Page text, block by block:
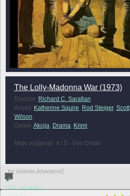
The Lolly-Madonna War (1973)
Director: Richard C. Sarafian
Actors: Katherine Squire, Rod Steiger, Scott
Wilson
Genre: Akcija, Drama, Krimi
Moje mišljenje: 4 / 5 - Vrlo Dobar
BY GORAN JOVANOVIĆ
0
FULL REVIEW »